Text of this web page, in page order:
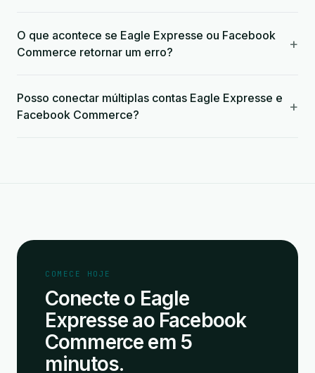
O que acontece se Eagle Expresse ou Facebook
Commerce retornar um erro?
+
Posso conectar múltiplas contas Eagle Expresse e
Facebook Commerce?
+
COMECE HOJE
Conecte o Eagle
Expresse ao Facebook
Commerce em 5
minutos.